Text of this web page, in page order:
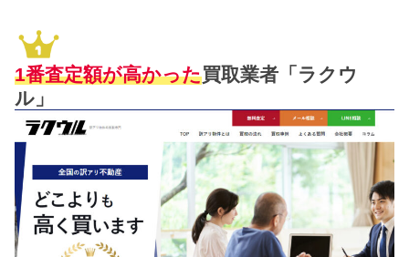
1番査定額が高かった買取業者「ラクウ
ル」